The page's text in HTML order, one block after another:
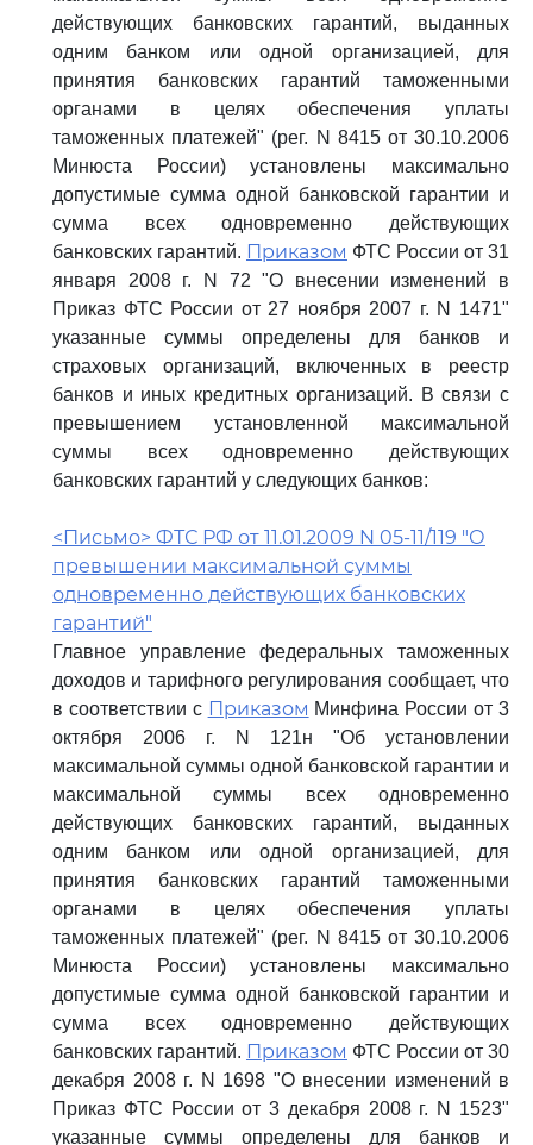
действующих банковских гарантий, выданных
одним банком или одной организацией, для
принятия банковских гарантий таможенными
органами в целях обеспечения уплаты
таможенных платежей" (рег. N 8415 от 30.10.2006
Минюста России) установлены максимально
допустимые сумма одной банковской гарантии и
сумма всех одновременно действующих
банковских гарантий. Приказом ФТС России от 31
января 2008 г. N 72 "О внесении изменений в
Приказ ФТС России от 27 ноября 2007 г. N 1471"
указанные суммы определены для банков и
страховых организаций, включенных в реестр
банков и иных кредитных организаций. В связи с
превышением установленной максимальной
суммы всех одновременно действующих
банковских гарантий у следующих банков:
<Письмо> ФТС РФ от 11.01.2009 N 05-11/119 "О
превышении максимальной суммы
одновременно действующих банковских
гарантий"
Главное управление федеральных таможенных
доходов и тарифного регулирования сообщает, что
в соответствии с Приказом Минфина России от 3
октября 2006 г. N 121н "Об установлении
максимальной суммы одной банковской гарантии и
максимальной суммы всех одновременно
действующих банковских гарантий, выданных
одним банком или одной организацией, для
принятия банковских гарантий таможенными
органами в целях обеспечения уплаты
таможенных платежей" (рег. N 8415 от 30.10.2006
Минюста России) установлены максимально
допустимые сумма одной банковской гарантии и
сумма всех одновременно действующих
банковских гарантий. Приказом ФТС России от 30
декабря 2008 г. N 1698 "О внесении изменений в
Приказ ФТС России от 3 декабря 2008 г. N 1523"
указанные суммы определены для банков и